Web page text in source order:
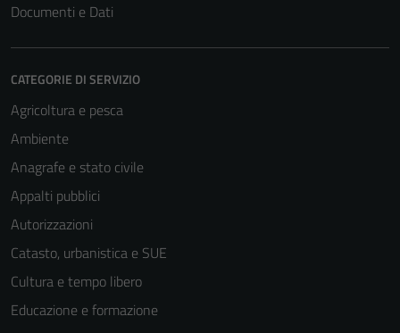
Documenti e Dati
CATEGORIE DI SERVIZIO
Agricoltura e pesca
Ambiente
Anagrafe e stato civile
Appalti pubblici
Autorizzazioni
Catasto, urbanistica e SUE
Cultura e tempo libero
Educazione e formazione